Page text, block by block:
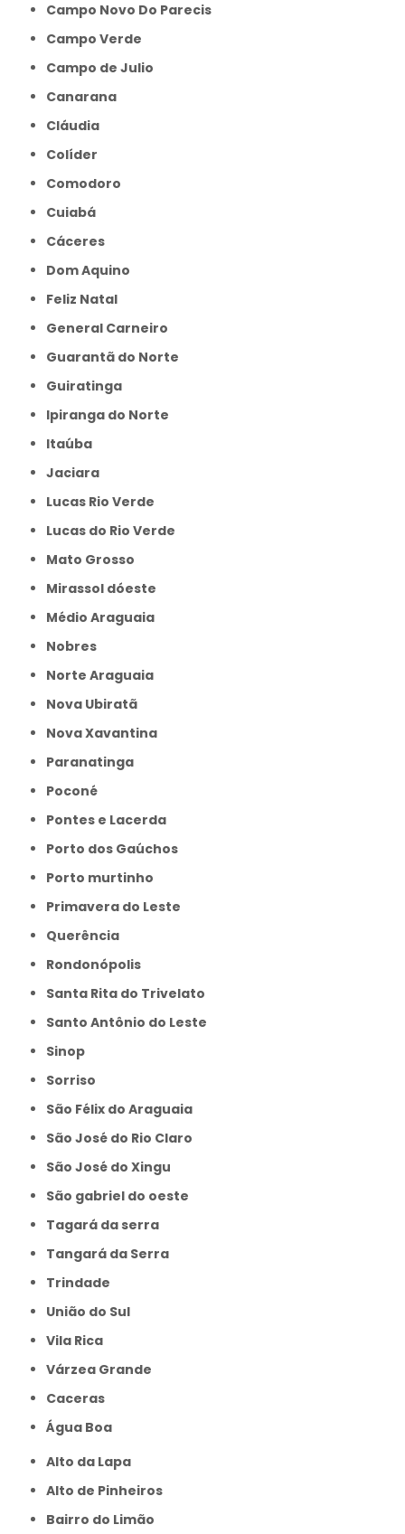
Campo Novo Do Parecis
Campo Verde
Campo de Julio
Canarana
Cláudia
Colíder
Comodoro
Cuiabá
Cáceres
Dom Aquino
Feliz Natal
General Carneiro
Guarantã do Norte
Guiratinga
Ipiranga do Norte
Itaúba
Jaciara
Lucas Rio Verde
Lucas do Rio Verde
Mato Grosso
Mirassol dóeste
Médio Araguaia
Nobres
Norte Araguaia
Nova Ubiratã
Nova Xavantina
Paranatinga
Poconé
Pontes e Lacerda
Porto dos Gaúchos
Porto murtinho
Primavera do Leste
Querência
Rondonópolis
Santa Rita do Trivelato
Santo Antônio do Leste
Sinop
Sorriso
São Félix do Araguaia
São José do Rio Claro
São José do Xingu
São gabriel do oeste
Tagará da serra
Tangará da Serra
Trindade
União do Sul
Vila Rica
Várzea Grande
caceras
Água Boa
Alto da Lapa
Alto de Pinheiros
Bairro do Limão